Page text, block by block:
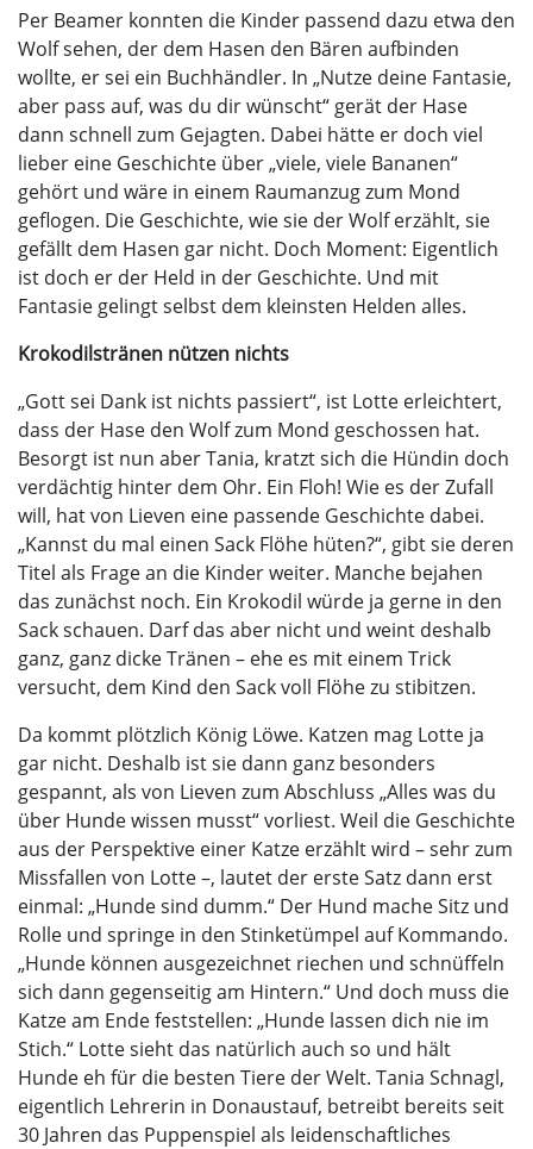
Per Beamer konnten die Kinder passend dazu etwa den
Wolf sehen, der dem Hasen den Bären aufbinden
wollte, er sei ein Buchhändler. In „Nutze deine Fantasie,
aber pass auf, was du dir wünscht“ gerät der Hase
dann schnell zum Gejagten. Dabei hätte er doch viel
lieber eine Geschichte über „viele, viele Bananen“
gehört und wäre in einem Raumanzug zum Mond
geflogen. Die Geschichte, wie sie der Wolf erzählt, sie
gefällt dem Hasen gar nicht. Doch Moment: Eigentlich
ist doch er der Held in der Geschichte. Und mit
Fantasie gelingt selbst dem kleinsten Helden alles.
Krokodilstränen nützen nichts
„Gott sei Dank ist nichts passiert“, ist Lotte erleichtert,
dass der Hase den Wolf zum Mond geschossen hat.
Besorgt ist nun aber Tania, kratzt sich die Hündin doch
verdächtig hinter dem Ohr. Ein Floh! Wie es der Zufall
will, hat von Lieven eine passende Geschichte dabei.
„Kannst du mal einen Sack Flöhe hüten?“, gibt sie deren
Titel als Frage an die Kinder weiter. Manche bejahen
das zunächst noch. Ein Krokodil würde ja gerne in den
Sack schauen. Darf das aber nicht und weint deshalb
ganz, ganz dicke Tränen – ehe es mit einem Trick
versucht, dem Kind den Sack voll Flöhe zu stibitzen.
Da kommt plötzlich König Löwe. Katzen mag Lotte ja
gar nicht. Deshalb ist sie dann ganz besonders
gespannt, als von Lieven zum Abschluss „Alles was du
über Hunde wissen musst“ vorliest. Weil die Geschichte
aus der Perspektive einer Katze erzählt wird – sehr zum
Missfallen von Lotte –, lautet der erste Satz dann erst
einmal: „Hunde sind dumm.“ Der Hund mache Sitz und
Rolle und springe in den Stinketümpel auf Kommando.
„Hunde können ausgezeichnet riechen und schnüffeln
sich dann gegenseitig am Hintern.“ Und doch muss die
Katze am Ende feststellen: „Hunde lassen dich nie im
Stich.“ Lotte sieht das natürlich auch so und hält
Hunde eh für die besten Tiere der Welt. Tania Schnagl,
eigentlich Lehrerin in Donaustauf, betreibt bereits seit
30 Jahren das Puppenspiel als leidenschaftliches